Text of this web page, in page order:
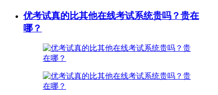
优考试真的比其他在线考试系统贵吗？贵在
哪？